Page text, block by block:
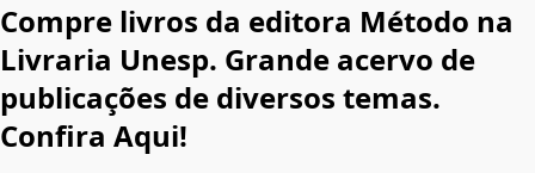
Compre livros da editora Método na
Livraria Unesp. Grande acervo de
publicações de diversos temas.
Confira Aqui!